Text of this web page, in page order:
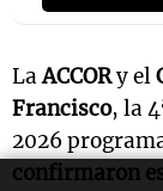
LaACCORy el
Francisco, la
2026
confirmaron